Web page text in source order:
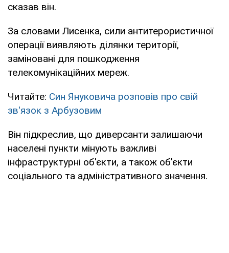
сказав він.
За словами Лисенка, сили антитерористичної
операції виявляють ділянки території,
заміновані для пошкодження
телекомунікаційних мереж.
Читайте: Син Януковича розповів про свій
зв'язок з Арбузовим
Він підкреслив, що диверсанти залишаючи
населені пункти мінують важливі
інфраструктурні об'єкти, а також об'єкти
соціального та адміністративного значення.